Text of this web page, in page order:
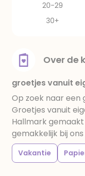
20-29
30+
Over de
groetjes vanuit
Op zoek naar een
Groetjes vanuit
Hallmark
gemakkelijk bij ons
Vakantie